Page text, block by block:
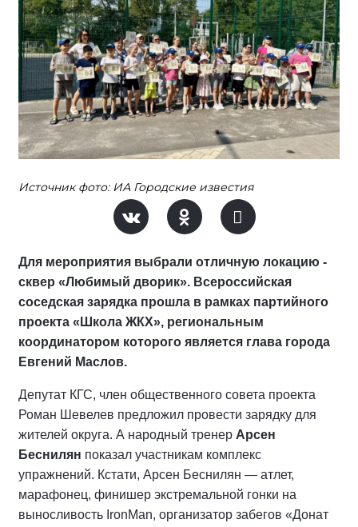
Источник фото: ИА Городские известия
Для мероприятия выбрали отличную локацию -
сквер «Любимый дворик». Всероссийская
соседская зарядка прошла в рамках партийного
проекта «Школа ЖКХ», региональным
координатором которого является глава города
Евгений Маслов.
Депутат КГС, член общественного совета проекта
Роман Шевелев предложил провести зарядку для
жителей округа. А народный тренер Арсен
Беснилян показал участникам комплекс
упражнений. Кстати, Арсен Беснилян — атлет,
марафонец, финишер экстремальной гонки на
выносливость IronMan, организатор забегов «Донат